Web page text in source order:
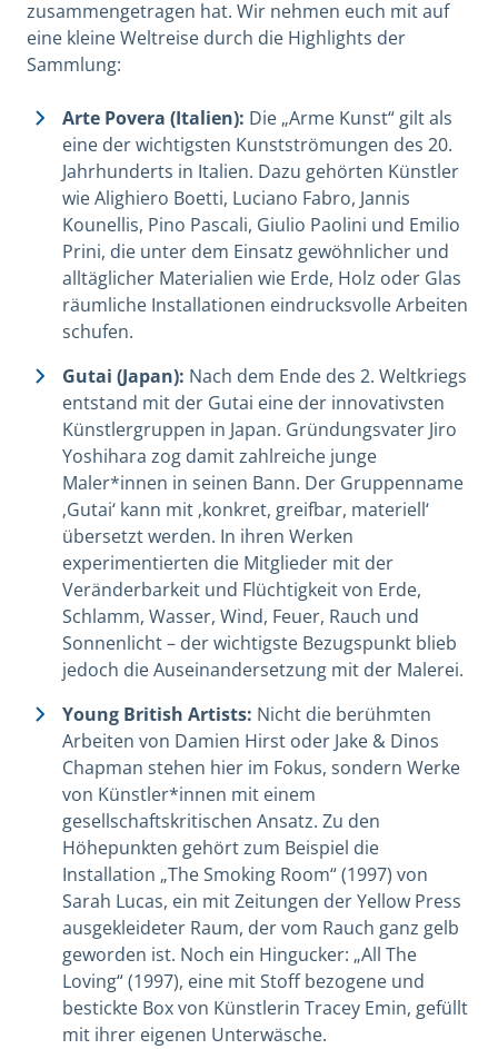
zusammengetragen hat. Wir nehmen euch mit auf
eine kleine Weltreise durch die Highlights der
Sammlung:
Arte Povera (Italien): Die „Arme Kunst“ gilt als
eine der wichtigsten Kunstströmungen des 20.
Jahrhunderts in Italien. Dazu gehörten Künstler
wie Alighiero Boetti, Luciano Fabro, Jannis
Kounellis, Pino Pascali, Giulio Paolini und Emilio
Prini, die unter dem Einsatz gewöhnlicher und
alltäglicher Materialien wie Erde, Holz oder Glas
räumliche Installationen eindrucksvolle Arbeiten
schufen.
Gutai (Japan): Nach dem Ende des 2. Weltkriegs
entstand mit der Gutai eine der innovativsten
Künstlergruppen in Japan. Gründungsvater Jiro
Yoshihara zog damit zahlreiche junge
Maler*innen in seinen Bann. Der Gruppenname
‚Gutai‘ kann mit ‚konkret, greifbar, materiell‘
übersetzt werden. In ihren Werken
experimentierten die Mitglieder mit der
Veränderbarkeit und Flüchtigkeit von Erde,
Schlamm, Wasser, Wind, Feuer, Rauch und
Sonnenlicht – der wichtigste Bezugspunkt blieb
jedoch die Auseinandersetzung mit der Malerei.
Young British Artists: Nicht die berühmten
Arbeiten von Damien Hirst oder Jake & Dinos
Chapman stehen hier im Fokus, sondern Werke
von Künstler*innen mit einem
gesellschaftskritischen Ansatz. Zu den
Höhepunkten gehört zum Beispiel die
Installation „The Smoking Room“(1997) von
Sarah Lucas, ein mit Zeitungen der Yellow Press
ausgekleideter Raum, der vom Rauch ganz gelb
geworden ist. Noch ein Hingucker: „All The
Loving“(1997), eine mit Stoff bezogene und
bestickte Box von Künstlerin Tracey Emin, gefüllt
mit ihrer eigenen Unterwäsche.